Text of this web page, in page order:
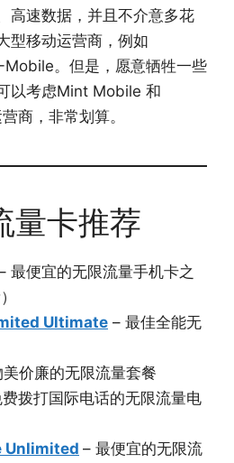
高速数据，并且不介意多花
型移动运营商，例如
。但是，愿意牺牲一些
以考虑Mint Mobile 和
商，非常划算。
量卡推荐
最便宜的无限流量手机卡之
Ultimate – 最佳全能无
价廉的无限流量套餐
拨打国际电话的无限流量电
Unlimited – 最便宜的无限流